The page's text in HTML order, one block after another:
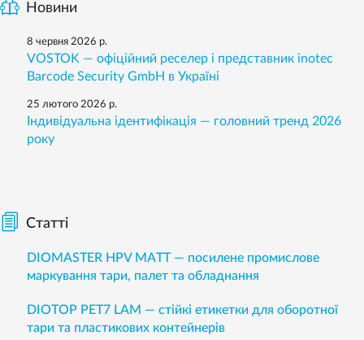
Новини
8 червня 2026 р.
VOSTOK — офіційний реселер і представник inotec
Barcode Security GmbH в Україні
25 лютого 2026 р.
Індивідуальна ідентифікація — головний тренд 2026
року
Статті
DIOMASTER HPV MATT — посилене промислове
маркування тари, палет та обладнання
DIOTOP PET7 LAM — стійкі етикетки для оборотної
тари та пластикових контейнерів